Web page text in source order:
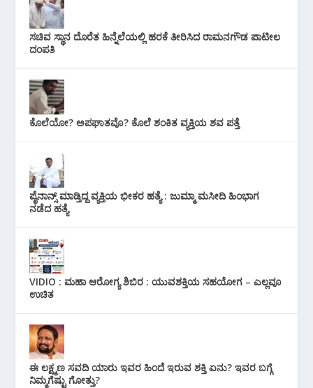
ಸಚಿವ ಸ್ಥಾನ ದೊರೆತ ಹಿನ್ನೆಲೆಯಲ್ಲಿ ಹರಕೆ ತೀರಿಸಿದ ರಾಮನಗೌಡ ಪಾಟೀಲ
ದಂಪತಿ
ಕೊಲೆಯೋ? ಅಪಘಾತವೊ? ಕೊಲೆ ಶಂಕಿತ ವ್ಯಕ್ತಿಯ ಶವ ಪತ್ತೆ
ಪೈನಾನ್ಸ್ ಮಾಡ್ತಿದ್ದ ವ್ಯಕ್ತಿಯ ಭೀಕರ‌ ಹತ್ಯೆ : ಜುಮ್ಮಾ ಮಸೀದಿ ಹಿಂಭಾಗ
ನಡೆದ ಹತ್ಯೆ
VIDIO : ಮಹಾ ಆರೋಗ್ಯ ಶಿಬಿರ : ಯುವಶಕ್ತಿಯ ಸಹಯೋಗ – ಎಲ್ಲವೂ
ಉಚಿತ
ಈ ಲಕ್ಷ್ಮಣ ಸವದಿ ಯಾರು ಇವರ ಹಿಂದೆ ಇರುವ ಶಕ್ತಿ ಏನು? ಇವರ ಬಗ್ಗೆ
ನಿಮ್ಮಗೆಷ್ಟು ಗೋತ್ತು?